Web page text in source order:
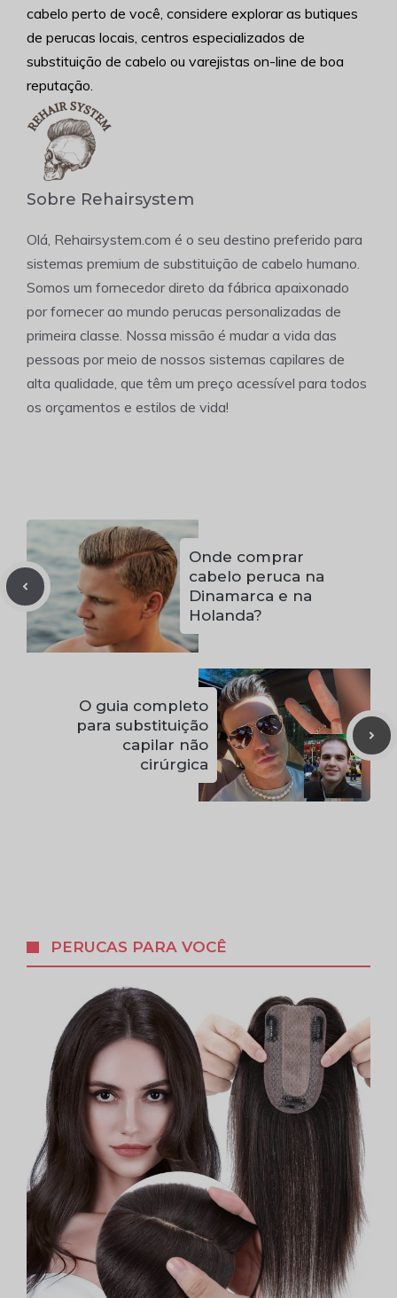
cabelo perto de você, considere explorar as butiques
de perucas locais, centros especializados de
substituição de cabelo ou varejistas on-line de boa
reputação.
Sobre Rehairsystem
Olá, Rehairsystem.com é o seu destino preferido para
sistemas premium de substituição de cabelo humano.
Somos um fornecedor direto da fábrica apaixonado
por fornecer ao mundo perucas personalizadas de
primeira classe. Nossa missão é mudar a vida das
pessoas por meio de nossos sistemas capilares de
alta qualidade, que têm um preço acessível para todos
os orçamentos e estilos de vida!
Onde comprar
cabelo peruca na
Dinamarca e na
Holanda?
O guia completo
para substituição
capilar não
cirúrgica
PERUCAS PARA VOCÊ